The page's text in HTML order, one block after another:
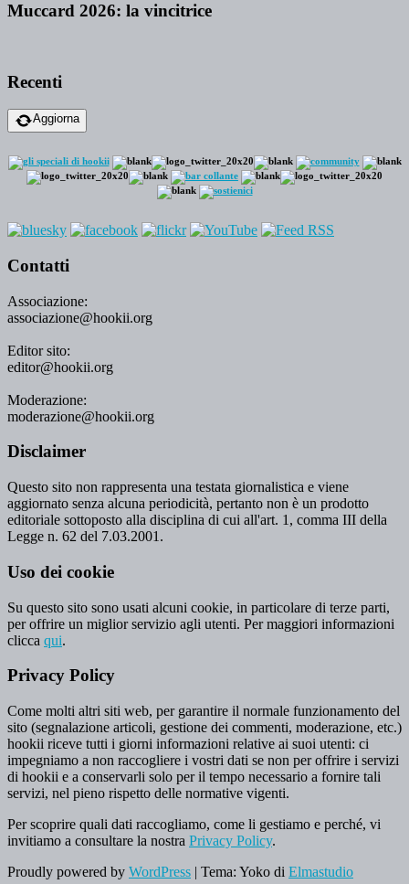
Muccard 2026: la vincitrice
Recenti
Aggiorna
Contatti
Associazione:
associazione@hookii.org
Editor sito:
editor@hookii.org
Moderazione:
moderazione@hookii.org
Disclaimer
Questo sito non rappresenta una testata giornalistica e viene
aggiornato senza alcuna periodicità, pertanto non è un prodotto
editoriale sottoposto alla disciplina di cui all'art. 1, comma III della
Legge n. 62 del 7.03.2001.
Uso dei cookie
Su questo sito sono usati alcuni cookie, in particolare di terze parti,
per offrire un miglior servizio agli utenti. Per maggiori informazioni
clicca qui.
Privacy Policy
Come molti altri siti web, per garantire il normale funzionamento del
sito (segnalazione articoli, gestione dei commenti, moderazione, etc.)
hookii riceve tutti i giorni informazioni relative ai suoi utenti: ci
impegniamo a non raccogliere i vostri dati se non per offrire i servizi
di hookii e a conservarli solo per il tempo necessario a fornire tali
servizi, nel pieno rispetto delle normative vigenti.
Per scoprire quali dati raccogliamo, come li gestiamo e perché, vi
invitiamo a consultare la nostra Privacy Policy.
Proudly powered by WordPress | Tema: Yoko di Elmastudio